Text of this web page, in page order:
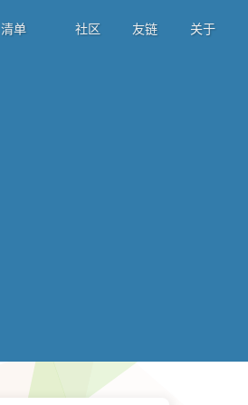
清单 社区 友链 关于